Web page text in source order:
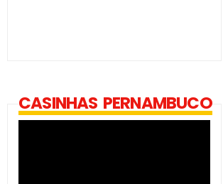
CASINHAS PERNAMBUCO